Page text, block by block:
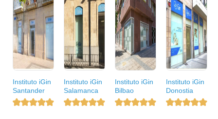
Instituto iGin
Santander
Instituto iGin
Salamanca
Instituto iGin
Bilbao
Instituto iGin
Donostia